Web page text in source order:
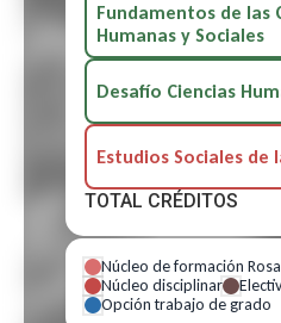
Fundamentos de las
Humanas y Sociales
Desafío Ciencias
Estudios Sociales de
TOTAL CRÉDITOS
Núcleo de formación
Núcleo disciplinar
Opción trabajo de grado